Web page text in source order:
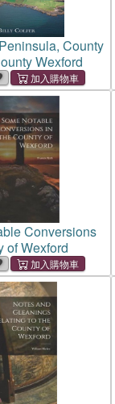
County
Wexford
Conversions
of Wexford